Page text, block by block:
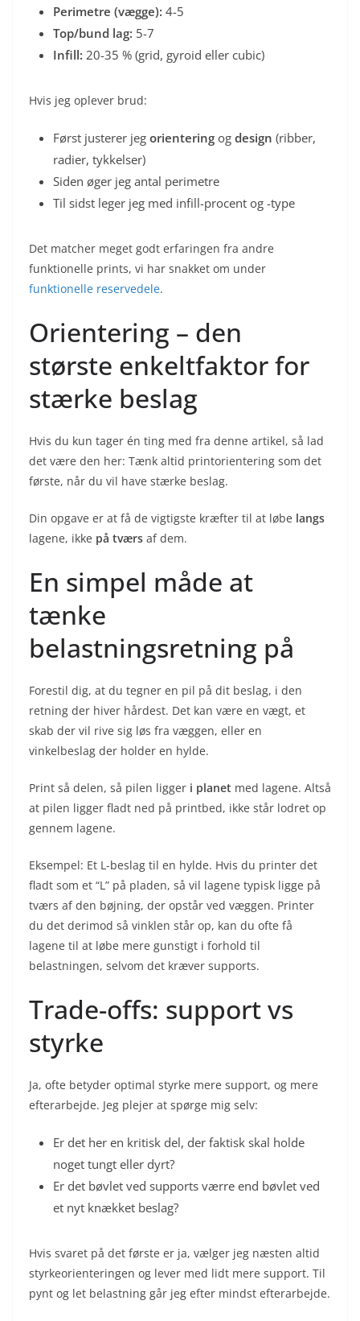
Perimetre (vægge): 4-5
Top/bund lag: 5-7
Infill: 20-35 % (grid, gyroid eller cubic)
Hvis jeg oplever brud:
Først justerer jeg orientering og design (ribber,
radier, tykkelser)
Siden øger jeg antal perimetre
Til sidst leger jeg med infill-procent og -type
Det matcher meget godt erfaringen fra andre
funktionelle prints, vi har snakket om under
funktionelle reservedele.
Orientering – den
største enkeltfaktor for
stærke beslag
Hvis du kun tager én ting med fra denne artikel, så lad
det være den her: Tænk altid printorientering som det
første, når du vil have stærke beslag.
Din opgave er at få de vigtigste kræfter til at løbe langs
lagene, ikke på tværs af dem.
En simpel måde at
tænke
belastningsretning på
Forestil dig, at du tegner en pil på dit beslag, i den
retning der hiver hårdest. Det kan være en vægt, et
skab der vil rive sig løs fra væggen, eller en
vinkelbeslag der holder en hylde.
Print så delen, så pilen ligger i planet med lagene. Altså
at pilen ligger fladt ned på printbed, ikke står lodret op
gennem lagene.
Eksempel: Et L-beslag til en hylde. Hvis du printer det
fladt som et “L” på pladen, så vil lagene typisk ligge på
tværs af den bøjning, der opstår ved væggen. Printer
du det derimod så vinklen står op, kan du ofte få
lagene til at løbe mere gunstigt i forhold til
belastningen, selvom det kræver supports.
Trade-offs: support vs
styrke
Ja, ofte betyder optimal styrke mere support, og mere
efterarbejde. Jeg plejer at spørge mig selv:
Er det her en kritisk del, der faktisk skal holde
noget tungt eller dyrt?
Er det bøvlet ved supports værre end bøvlet ved
et nyt knækket beslag?
Hvis svaret på det første er ja, vælger jeg næsten altid
styrkeorienteringen og lever med lidt mere support. Til
pynt og let belastning går jeg efter mindst efterarbejde.